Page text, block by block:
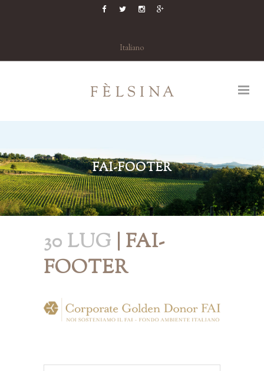
Italiano
FAI-FOOTER
30 LUG | FAI-
FOOTER